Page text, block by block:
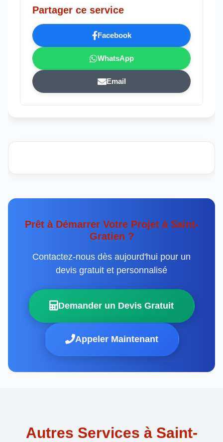
Partager ce service
Facebook
WhatsApp
Email
Prêt à Démarrer Votre Projet à Saint-
Gratien ?
Contactez-nous dès aujourd'hui pour un
devis gratuit et personnalisé
Demander un Devis Gratuit
Appeler Maintenant
Autres Services à Saint-